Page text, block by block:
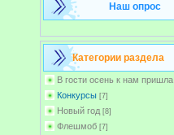
Наш опрос
Категории раздела
В гости осень к нам пришла
Конкурсы [7]
Новый год [8]
Флешмоб [7]